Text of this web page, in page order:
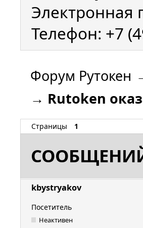
Электронная
Телефон: +7
Форум Рутокен
→ Rutoken
Страницы 1
kbystryakov
Посетитель
Неактивен